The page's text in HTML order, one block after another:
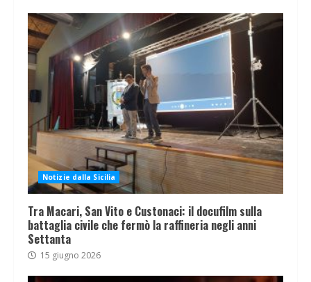
Notizie dalla Sicilia
Tra Macari, San Vito e Custonaci: il docufilm sulla
battaglia civile che fermò la raffineria negli anni
Settanta
15 giugno 2026